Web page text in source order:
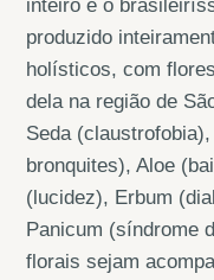
inteiro é o
produzido
holísticos, com
dela na região de
Seda
bronquites), Aloe
(lucidez), Erbum
Panicum (síndrome
florais sejam